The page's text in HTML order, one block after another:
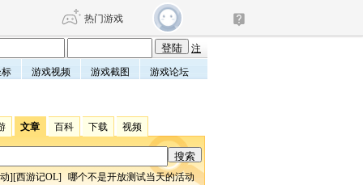
热门游戏
剑网3旗舰版 新天龙八部
注
游戏视频 游戏截图 游戏论坛
文章 百科 下载 视频
][西游记OL] 哪个不是开放测试当天的活动